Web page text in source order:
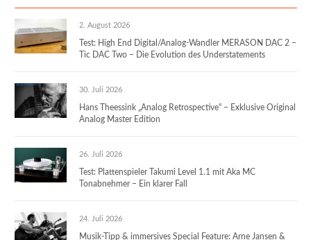
2. August 2026
Test: High End Digital/Analog-Wandler MERASON DAC 2 –
Tic DAC Two – Die Evolution des Understatements
30. Juli 2026
Hans Theessink „Analog Retrospective“ – Exklusive Original
Analog Master Edition
26. Juli 2026
Test: Plattenspieler Takumi Level 1.1 mit Aka MC
Tonabnehmer – Ein klarer Fall
24. Juli 2026
Musik-Tipp & immersives Special Feature: Arne Jansen &